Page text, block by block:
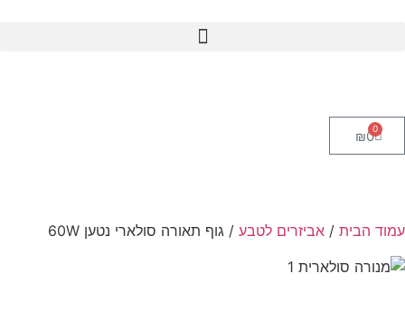
₪00
עמוד הבית / אביזרים לטבע / גוף תאורה סולארי נטען 60W